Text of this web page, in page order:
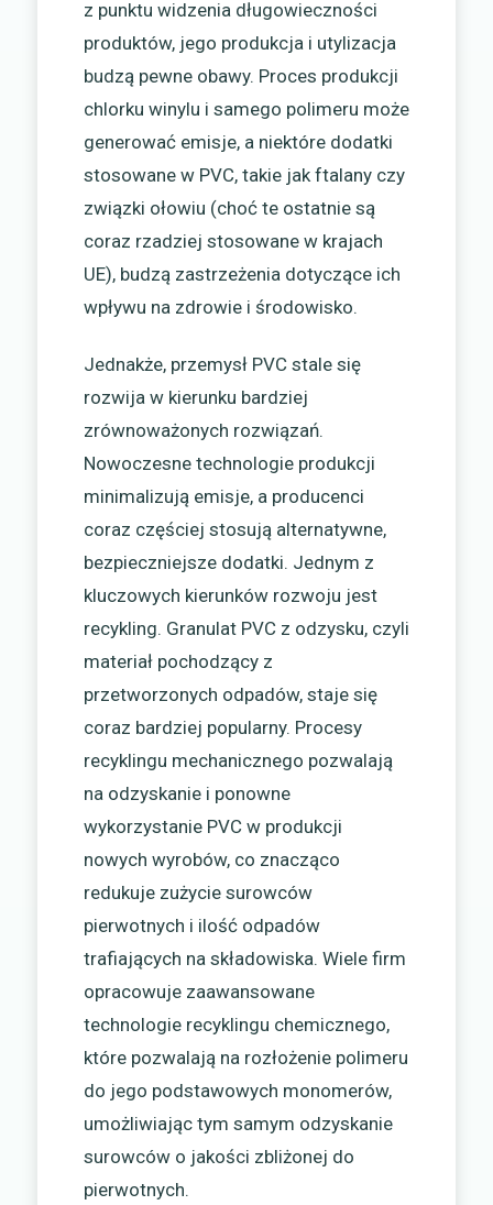
z punktu widzenia długowieczności
produktów, jego produkcja i utylizacja
budzą pewne obawy. Proces produkcji
chlorku winylu i samego polimeru może
generować emisje, a niektóre dodatki
stosowane w PVC, takie jak ftalany czy
związki ołowiu (choć te ostatnie są
coraz rzadziej stosowane w krajach
UE), budzą zastrzeżenia dotyczące ich
wpływu na zdrowie i środowisko.
Jednakże, przemysł PVC stale się
rozwija w kierunku bardziej
zrównoważonych rozwiązań.
Nowoczesne technologie produkcji
minimalizują emisje, a producenci
coraz częściej stosują alternatywne,
bezpieczniejsze dodatki. Jednym z
kluczowych kierunków rozwoju jest
recykling. Granulat PVC z odzysku, czyli
materiał pochodzący z
przetworzonych odpadów, staje się
coraz bardziej popularny. Procesy
recyklingu mechanicznego pozwalają
na odzyskanie i ponowne
wykorzystanie PVC w produkcji
nowych wyrobów, co znacząco
redukuje zużycie surowców
pierwotnych i ilość odpadów
trafiających na składowiska. Wiele firm
opracowuje zaawansowane
technologie recyklingu chemicznego,
które pozwalają na rozłożenie polimeru
do jego podstawowych monomerów,
umożliwiając tym samym odzyskanie
surowców o jakości zbliżonej do
pierwotnych.